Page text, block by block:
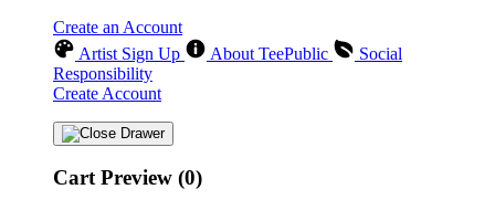
Create an Account
Artist Sign Up
About TeePublic
Social
Responsibility
Create Account
Cart Preview (0)